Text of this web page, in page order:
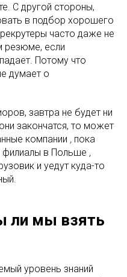
С другой стороны,
в подбор хорошего
часто даже не
резюме, если
Потому что
думает о
завтра не будет ни
закончатся, то может
компании , пока
филиалы в Польше ,
и уедут куда-то
ли мы взять
уровень знаний